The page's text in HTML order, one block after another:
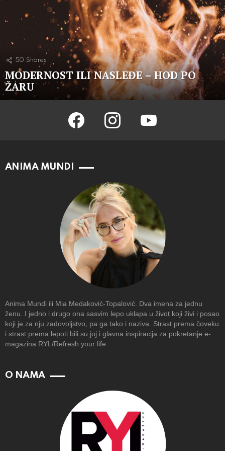
50 Shares
MODERNOST ILI NASLEĐE – HOD PO
ŽARU
facebook instagram youtube
ANIMA MUNDI
Anima Mundi ili Mia Medaković-Topalović. Dva imena za jednu
ženu. I jedno i drugo ona sasvim lepo uklapa u život koji živi i posao
koji je za nju zadovoljstvo, pa ga tako i naziva. Strast prema čoveku
i strast prema lepoti bili su joj i glavna inspiracija za pokretanje e-
magazina RYL/Refresh your life
O NAMA